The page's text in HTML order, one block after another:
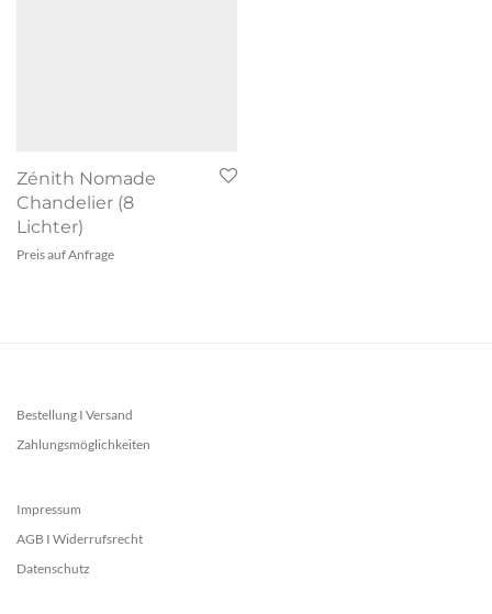
Zénith Nomade
Chandelier (8
Lichter)
Preis auf Anfrage
Bestellung I Versand
Zahlungsmöglichkeiten
Impressum
AGB I Widerrufsrecht
Datenschutz